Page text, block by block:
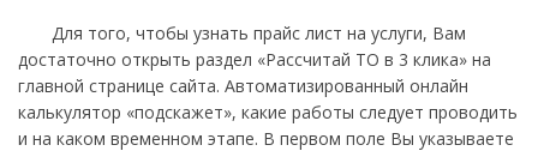
Для того, чтобы узнать прайс лист на услуги, Вам
достаточно открыть раздел «Рассчитай ТО в 3 клика» на
главной странице сайта. Автоматизированный онлайн
калькулятор «подскажет», какие работы следует проводить
и на каком временном этапе. В первом поле Вы указываете